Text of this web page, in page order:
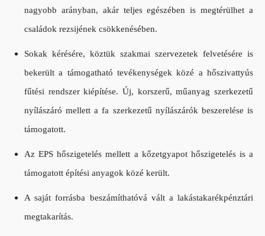
nagyobb arányban, akár teljes egészében is megtérülhet a
családok rezsijének csökkenésében.
Sokak kérésére, köztük szakmai szervezetek felvetésére is
bekerült a támogatható tevékenységek közé a hőszivattyús
fűtési rendszer kiépítése. Új, korszerű, műanyag szerkezetű
nyílászáró mellett a fa szerkezetű nyílászárók beszerelése is
támogatott.
Az EPS hőszigetelés mellett a kőzetgyapot hőszigetelés is a
támogatott építési anyagok közé került.
A saját forrásba beszámíthatóvá vált a lakástakarékpénztári
megtakarítás.